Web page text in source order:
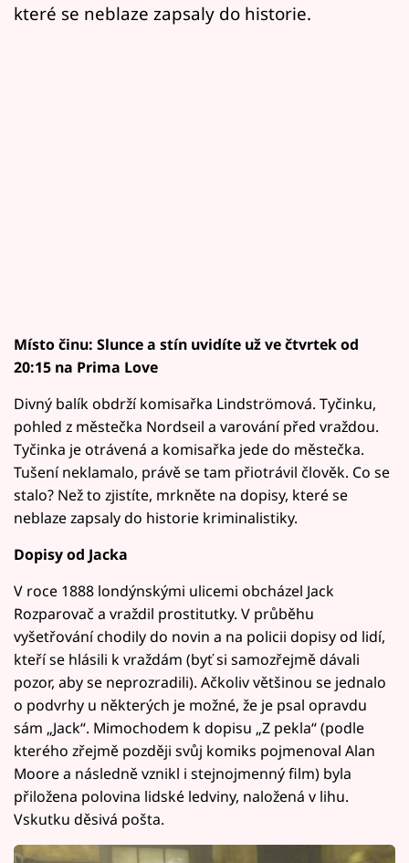
které se neblaze zapsaly do historie.
Místo činu: Slunce a stín uvidíte už ve čtvrtek od
20:15 na Prima Love
Divný balík obdrží komisařka Lindströmová. Tyčinku,
pohled z městečka Nordseil a varování před vraždou.
Tyčinka je otrávená a komisařka jede do městečka.
Tušení neklamalo, právě se tam přiotrávil člověk. Co se
stalo? Než to zjistíte, mrkněte na dopisy, které se
neblaze zapsaly do historie kriminalistiky.
Dopisy od Jacka
V roce 1888 londýnskými ulicemi obcházel Jack
Rozparovač a vraždil prostitutky. V průběhu
vyšetřování chodily do novin a na policii dopisy od lidí,
kteří se hlásili k vraždám (byť si samozřejmě dávali
pozor, aby se neprozradili). Ačkoliv většinou se jednalo
o podvrhy u některých je možné, že je psal opravdu
sám „Jack“. Mimochodem k dopisu „Z pekla“ (podle
kterého zřejmě později svůj komiks pojmenoval Alan
Moore a následně vznikl i stejnojmenný film) byla
přiložena polovina lidské ledviny, naložená v lihu.
Vskutku děsivá pošta.